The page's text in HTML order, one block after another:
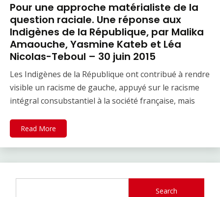
Pour une approche matérialiste de la
question raciale. Une réponse aux
Indigènes de la République, par Malika
Amaouche, Yasmine Kateb et Léa
Nicolas-Teboul – 30 juin 2015
Les Indigènes de la République ont contribué à rendre
visible un racisme de gauche, appuyé sur le racisme
intégral consubstantiel à la société française, mais
Read More
Search